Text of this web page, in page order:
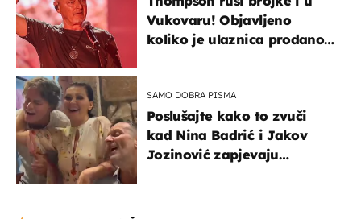
Vukovaru! Objavljeno
koliko je ulaznica prodano
SAMO DOBRA PISMA
Poslušajte kako to zvuči
kad Nina Badrić i Jakov
Jozinović zapjevaju